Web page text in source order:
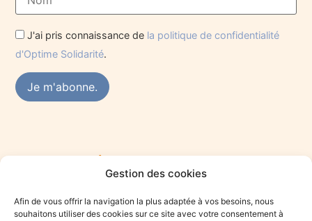
Gestion des cookies
Afin de vous offrir la navigation la plus adaptée à vos besoins, nous
souhaitons utiliser des cookies sur ce site avec votre consentement à
Rejoindre le réseau des praticiens du mieux-
engager dans une démarche solidaire ? Rejoignez le collectif
J'ai pris connaissance de la politique de confidentialité
d'Optime Solidarité.